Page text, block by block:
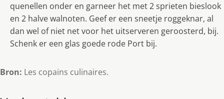
quenellen onder en garneer het met 2 sprieten bieslook
en 2 halve walnoten. Geef er een sneetje roggeknar, al
dan wel of niet net voor het uitserveren geroosterd, bij.
Schenk er een glas goede rode Port bij.
Bron: Les copains culinaires.